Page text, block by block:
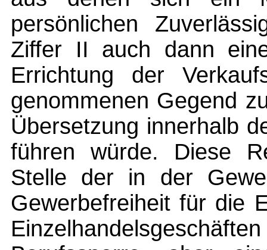
persönlichen
Ziffer II auch dann
Errichtung der
genommenen Gegend
Übersetzung innerhalb
führen würde. Diese
Stelle der in der
Gewerbefreiheit für die